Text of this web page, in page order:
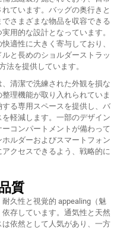
ています。バッグの奥行きと
さまざまな物品を収容できる
用的な設計となっています。
適性に大きく寄与しており、
と長めのショルダーストラッ
法を提供しています。
清潔で洗練された外観を損な
理機能が取り入れられていま
る専用スペースを提供し、バ
軽減します。一部のデザイン
コンパートメントが備わって
ルダーおよびスマートフォン
クセスできるよう、戦略的に
質
久性と視覚的 appealing（魅
存しています。通気性と天然
依然として人気があり、一方